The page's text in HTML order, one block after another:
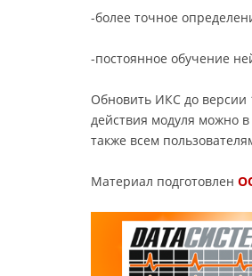
-более точное
-постоянное обучение
Обновить ИКС до версии
действия модуля можно
также всем
Материал подготовлен